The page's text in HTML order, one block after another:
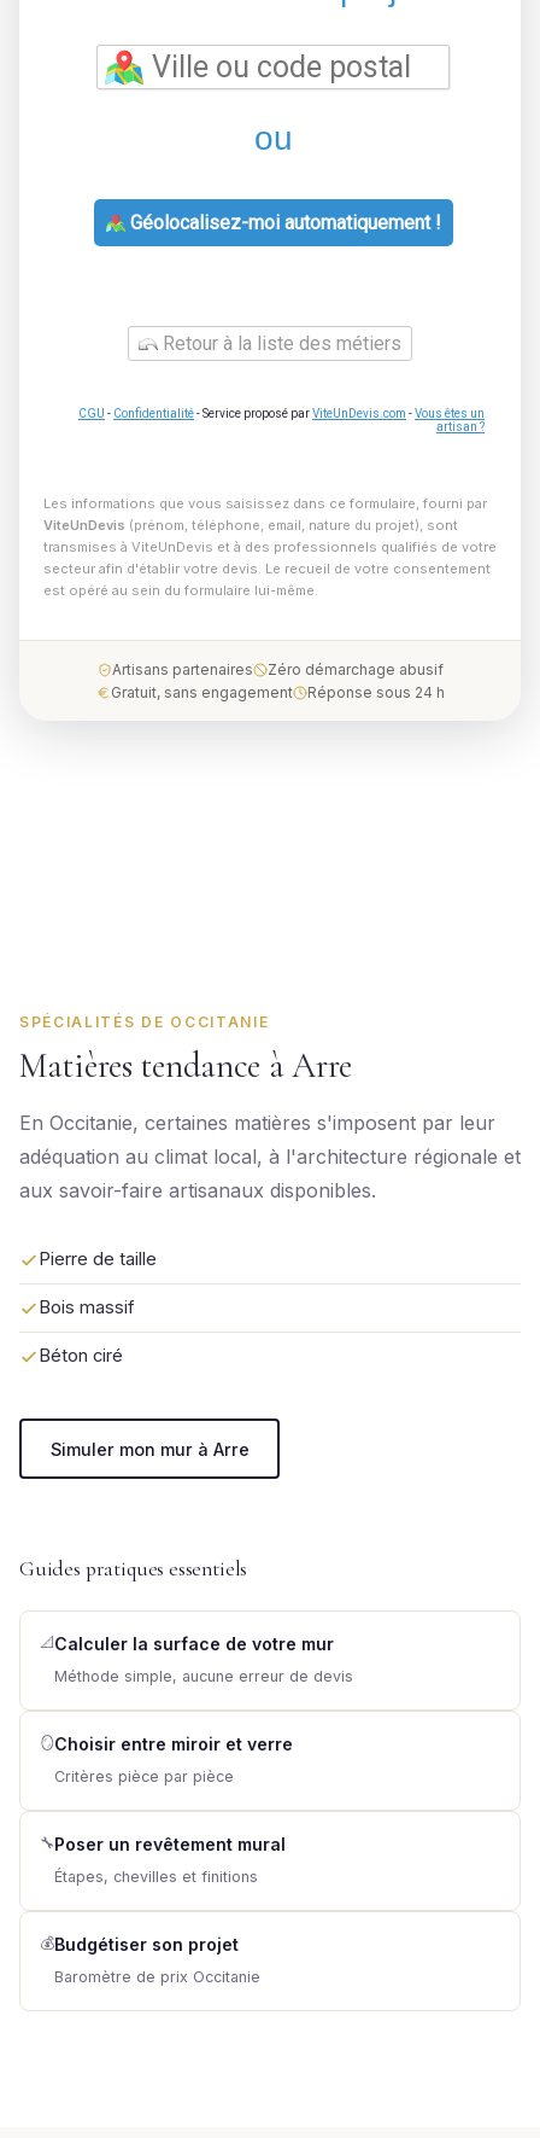
ou
Géolocalisez-moi automatiquement !
Retour à la liste des métiers
CGU - Confidentialité- Service proposé parViteUnDevis.com -Vous êtes un
artisan ?
Les informations que vous saisissez dans ce formulaire, fourni par
ViteUnDevis (prénom, téléphone, email, nature du projet), sont
transmises à ViteUnDevis et à des professionnels qualifiés de votre
secteur afin d'établir votre devis. Le recueil de votre consentement
est opéré au sein du formulaire lui-même.
Artisans partenaires
Zéro démarchage abusif
Gratuit, sans engagement
Réponse sous 24 h
SPÉCIALITÉS DE OCCITANIE
Matières tendance à Arre
En Occitanie, certaines matières s'imposent par leur
adéquation au climat local, à l'architecture régionale et
aux savoir-faire artisanaux disponibles.
Pierre de taille
Bois massif
Béton ciré
Simuler mon mur à Arre
Guides pratiques essentiels
📐 Calculer la surface de votre mur
Méthode simple, aucune erreur de devis
🪞Choisir entre miroir et verre
Critères pièce par pièce
🔧Poser un revêtement mural
Étapes, chevilles et finitions
💰Budgétiser son projet
Baromètre de prix Occitanie